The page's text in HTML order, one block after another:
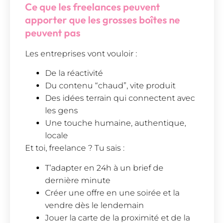
Ce que les freelances peuvent
apporter que les grosses boîtes ne
peuvent pas
Les entreprises vont vouloir :
De la réactivité
Du contenu “chaud”, vite produit
Des idées terrain qui connectent avec
les gens
Une touche humaine, authentique,
locale
Et toi, freelance ? Tu sais :
T’adapter en 24h à un brief de
dernière minute
Créer une offre en une soirée et la
vendre dès le lendemain
Jouer la carte de la proximité et de la